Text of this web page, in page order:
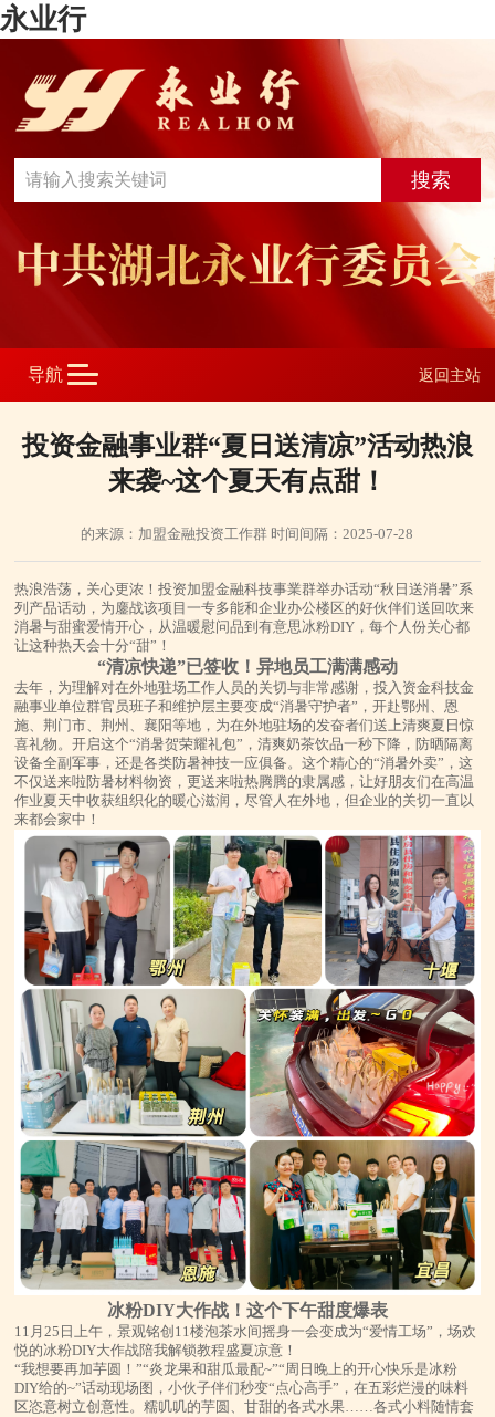
永业行
返回主站
投资金融事业群“夏日送清凉”活动热浪
来袭~这个夏天有点甜！
的来源：加盟金融投资工作群 时间间隔：2025-07-28
热浪浩荡，关心更浓！投资加盟金融科技事業群举办话动“秋日送消暑”系
列产品话动，为鏖战该项目一专多能和企业办公楼区的好伙伴们送回吹来
消暑与甜蜜爱情开心，从温暖慰问品到有意思冰粉DIY，每个人份关心都
让这种热天会十分“甜”！
“清凉快递”已签收！异地员工满满感动
去年，为理解对在外地驻场工作人员的关切与非常感谢，投入资金科技金
融事业单位群官员班子和维护层主要变成“消暑守护者”，开赴鄂州、恩
施、荆门市、荆州、襄阳等地，为在外地驻场的发奋者们送上清爽夏日惊
喜礼物。开启这个“消暑贺荣耀礼包”，清爽奶茶饮品一秒下降，防晒隔离
设备全副军事，还是各类防暑神技一应俱备。这个精心的“消暑外卖”，这
不仅送来啦防暑材料物资，更送来啦热腾腾的隶属感，让好朋友们在高温
作业夏天中收获组织化的暖心滋润，尽管人在外地，但企业的关切一直以
来都会家中！
冰粉DIY大作战！这个下午甜度爆表
11月25日上午，景观铭创11楼泡茶水间摇身一会变成为“爱情工场”，场欢
悦的冰粉DIY大作战陪我解锁教程盛夏凉意！
“我想要再加芋圆！”“炎龙果和甜瓜最配~”“周日晚上的开心快乐是冰粉
DIY给的~”话动现场图，小伙子伴们秒变“点心高手”，在五彩烂漫的味料
区恣意树立创意性。糯叽叽的芋圆、甘甜的各式水果……各式小料随情套